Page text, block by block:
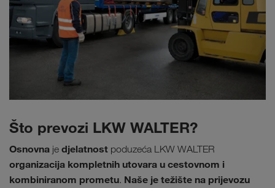
Što prevozi LKW WALTER?
Osnovna je djelatnost poduzeća LKW WALTER
organizacija kompletnih utovara u cestovnom i
kombiniranom prometu. Naše je težište na prijevozu